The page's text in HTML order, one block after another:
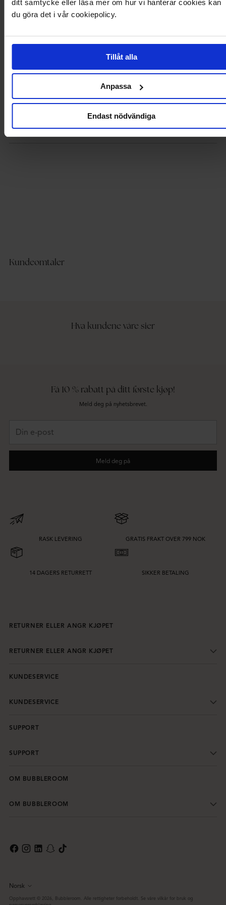
ditt samtycke eller läsa mer om hur vi hanterar cookies kan
du göra det i vår cookiepolicy.
Tillåt alla
Anpassa
Endast nödvändiga
- Lengde fra skulderen bak: 50 cm i størrelse 36.
Produktdetaljer
Levering og betaling
Kundeomtaler
Hva kundene våre sier
Få 10 % rabatt på ditt første kjøp!
Meld deg på nyhetsbrevet.
Meld deg på
RASK LEVERING GRATIS FRAKT OVER 799 NOK
14 DAGERS RETURRETT SIKKER BETALING
RETURNER ELLER ANGR KJØPET
RETURNER ELLER ANGR KJØPET
KUNDESERVICE
KUNDESERVICE
SUPPORT
SUPPORT
OM BUBBLEROOM
OM BUBBLEROOM
Språk
Norsk
Opphavsrett © 2026, Bubbleroom. Alle rettigheter forbeholdt. Se våre vilkår for bruk og